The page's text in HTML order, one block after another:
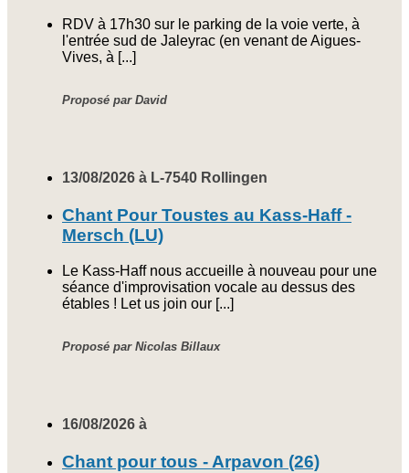
RDV à 17h30 sur le parking de la voie verte, à
l'entrée sud de Jaleyrac (en venant de Aigues-
Vives, à [...]
Proposé par David
13/08/2026 à L-7540 Rollingen
Chant Pour Toustes au Kass-Haff -
Mersch (LU)
Le Kass-Haff nous accueille à nouveau pour une
séance d'improvisation vocale au dessus des
étables ! Let us join our [...]
Proposé par Nicolas Billaux
16/08/2026 à
Chant pour tous - Arpavon (26)